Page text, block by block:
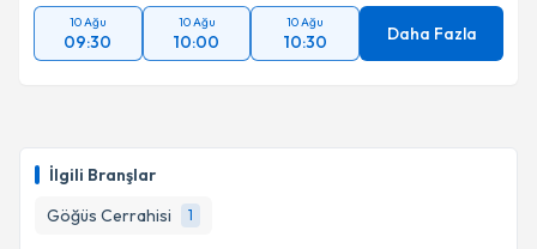
İlgili Branşlar
Göğüs Cerrahisi
1
10 Ağu
09:30
10 Ağu
10:00
10 Ağu
10:30 Daha Fazla